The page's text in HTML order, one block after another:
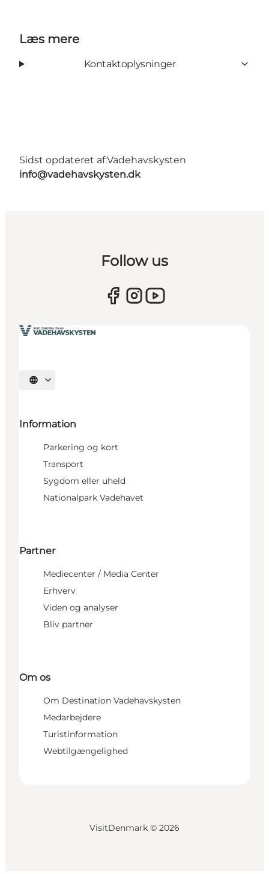
Læs mere
Kontaktoplysninger
Sidst opdateret af:Vadehavskysten
info@vadehavskysten.dk
Follow us
Vælg sprog
Information
Parkering og kort
Transport
Sygdom eller uheld
Nationalpark Vadehavet
Partner
Mediecenter / Media Center
Erhverv
Viden og analyser
Bliv partner
Om os
Om Destination Vadehavskysten
Medarbejdere
Turistinformation
Webtilgængelighed
VisitDenmark © 2026